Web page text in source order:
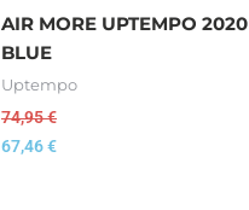
AIR MORE UPTEMPO 2020
BLUE
Uptempo
74,95€
67,46€